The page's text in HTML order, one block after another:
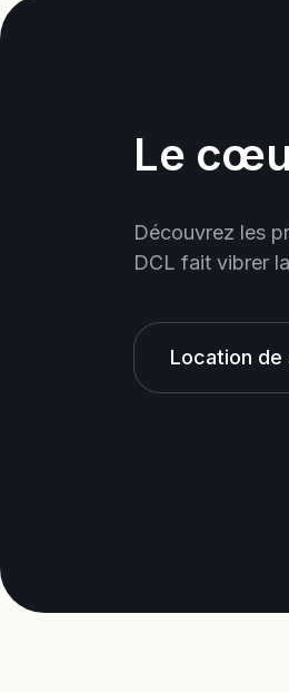
Le
Découvrez les
DCL fait vibrer
Location de